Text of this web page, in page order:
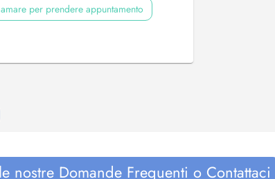
per prendere appuntamento
nostre Domande Frequenti o Contattaci